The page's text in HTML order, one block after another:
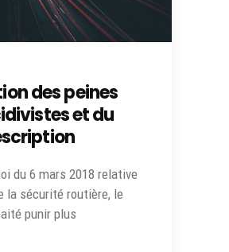
des peines
et du
du 6 mars 2018 relative
la sécurité routière, le
punir plus